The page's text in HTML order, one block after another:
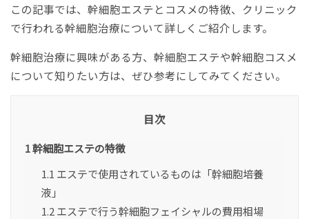
この記事では、幹細胞エステとコスメの特徴、クリニック
で行われる幹細胞治療について詳しくご紹介します。
幹細胞治療に興味がある方、幹細胞エステや幹細胞コスメ
について知りたい方は、ぜひ参考にしてみてください。
目次
1幹細胞エステの特徴
1.1 エステで使用されているものは「幹細胞培養
液」
1.2 エステで行う幹細胞フェイシャルの費用相場